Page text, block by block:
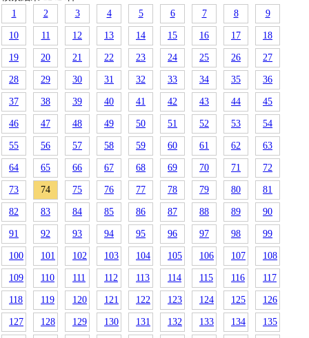
1
2 3 4 5 6 7 8 9
10 11 12 13 14 15 16 17 18
19 20 21 22 23 24 25 26 27
28 29 30 31 32 33 34 35 36
37 38 39 40 41 42 43 44 45
46 47 48 49 50 51 52 53 54
55 56 57 58 59 60 61 62 63
64 65 66 67 68 69 70 71 72
73 74 75 76 77 78 79 80 81
82 83 84 85 86 87 88 89 90
91 92 93 94 95 96 97 98 99
100 101 102 103 104 105 106 107 108
109 110 111 112 113 114 115 116 117
118 119 120 121 122 123 124 125 126
127 128 129 130 131 132 133 134 135